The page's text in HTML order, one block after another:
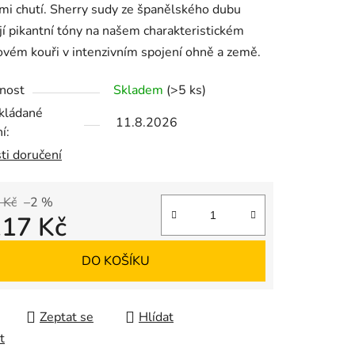
chutí. Sherry sudy ze španělského dubu
pikantní tóny na našem charakteristickém
kouři v intenzivním spojení ohně a země.
Skladem (>5 ks)
11.8.2026
doručení
–2 %
Kč
DO KOŠÍKU
Zeptat se
Hlídat